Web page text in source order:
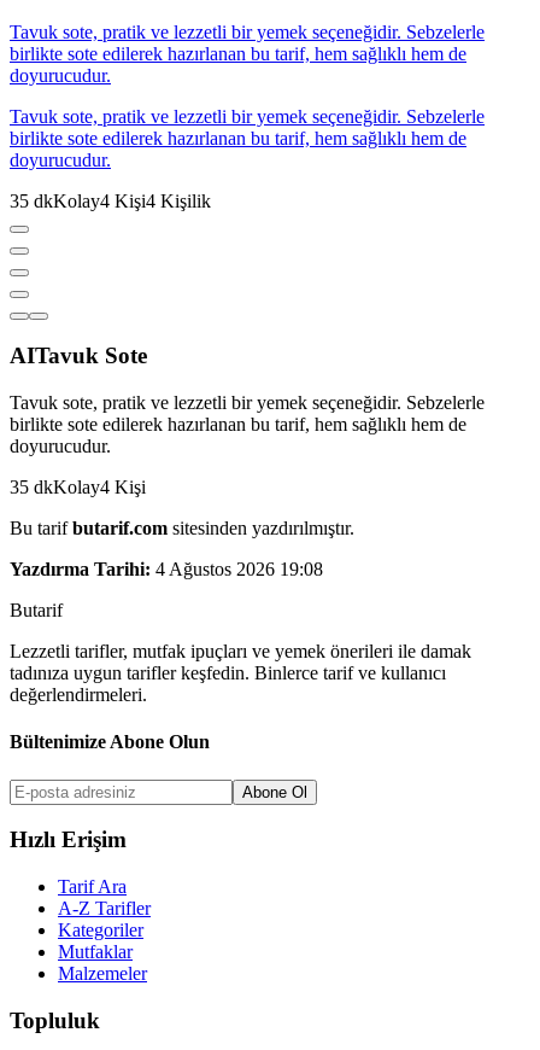
Tavuk sote, pratik ve lezzetli bir yemek seçeneğidir. Sebzelerle
birlikte sote edilerek hazırlanan bu tarif, hem sağlıklı hem de
doyurucudur.
Tavuk sote, pratik ve lezzetli bir yemek seçeneğidir. Sebzelerle
birlikte sote edilerek hazırlanan bu tarif, hem sağlıklı hem de
doyurucudur.
35 dkKolay4 Kişi4 Kişilik
AITavuk Sote
Tavuk sote, pratik ve lezzetli bir yemek seçeneğidir. Sebzelerle
birlikte sote edilerek hazırlanan bu tarif, hem sağlıklı hem de
doyurucudur.
35 dkKolay4 Kişi
Bu tarifbutarif.com sitesinden yazdırılmıştır.
Yazdırma Tarihi: 4 Ağustos 2026 19:08
Butarif
Lezzetli tarifler, mutfak ipuçları ve yemek önerileri ile damak
tadınıza uygun tarifler keşfedin. Binlerce tarif ve kullanıcı
değerlendirmeleri.
Bültenimize Abone Olun
Abone Ol
Hızlı Erişim
Tarif Ara
A-Z Tarifler
Kategoriler
Mutfaklar
Malzemeler
Topluluk